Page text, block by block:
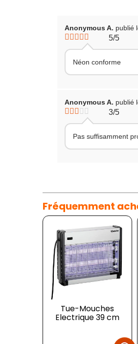
Anonymous A. publié
5/5
Néon conforme
Anonymous A. publié
3/5
Pas suffisamment
Fréquemment
Tue-Mouches
Electrique 39 cm